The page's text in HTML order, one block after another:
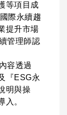
等項目成
際永續趨
提升市場
管理師認
容透過
『ESG永
明與操
入。